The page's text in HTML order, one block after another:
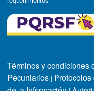
Términos y condiciones
Pecuniarios | Protocolos